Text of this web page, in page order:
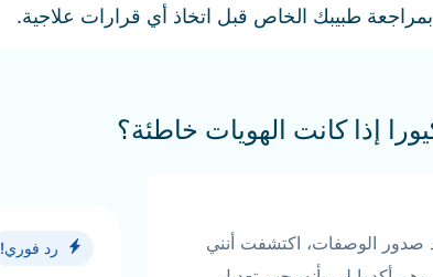
المنشآت
طبيبك الخاص قبل اتخاذ أي قرارات علاجية.
إذا كانت الهويات خاطئة؟
صدور الوصفات، اكتشفت أنني
رد فوري!